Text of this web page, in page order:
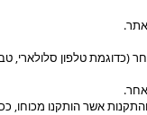
(כדוגמת טלפון סלולארי,
1981 (להלן: “חוק הגנת הצרכן”) והתקנות אשר הותקנו